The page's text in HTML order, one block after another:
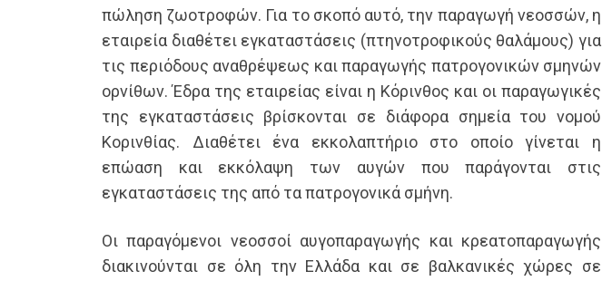
πώληση ζωοτροφών. Για το σκοπό αυτό, την παραγωγή νεοσσών, η
εταιρεία διαθέτει εγκαταστάσεις (πτηνοτροφικούς θαλάμους) για
τις περιόδους αναθρέψεως και παραγωγής πατρογονικών σμηνών
ορνίθων. Έδρα της εταιρείας είναι η Κόρινθος και οι παραγωγικές
της εγκαταστάσεις βρίσκονται σε διάφορα σημεία του νομού
Κορινθίας. Διαθέτει ένα εκκολαπτήριο στο οποίο γίνεται η
επώαση και εκκόλαψη των αυγών που παράγονται στις
εγκαταστάσεις της από τα πατρογονικά σμήνη.
Οι παραγόμενοι νεοσσοί αυγοπαραγωγής και κρεατοπαραγωγής
διακινούνται σε όλη την Ελλάδα και σε βαλκανικές χώρες σε